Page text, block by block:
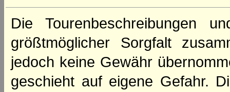
Die Tourenbeschreibungen
größtmöglicher Sorgfalt
jedoch keine Gewähr
geschieht auf eigene Gefahr.